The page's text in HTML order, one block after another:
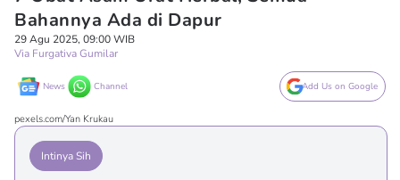
Bahannya Ada di Dapur
29 Agu 2025, 09:00 WIB
Via Furgativa Gumilar
News Channel Add Us on Google
pexels.com/Yan Krukau
Intinya Sih